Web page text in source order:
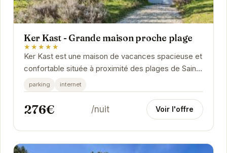
Ker Kast - Grande maison proche plage
★★★★★
Ker Kast est une maison de vacances spacieuse et
confortable située à proximité des plages de Saint-
Cast-le-Guildo. Avec son emplacement idéal,...
parking internet
276€ /nuit Voir l'offre